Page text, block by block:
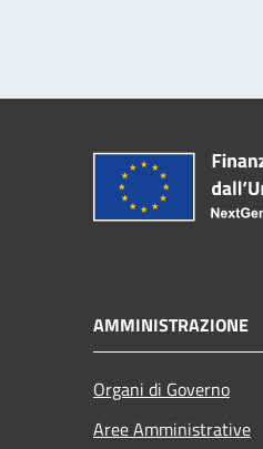
AMMINISTRAZIONE
Organi di Governo
Aree Amministrative